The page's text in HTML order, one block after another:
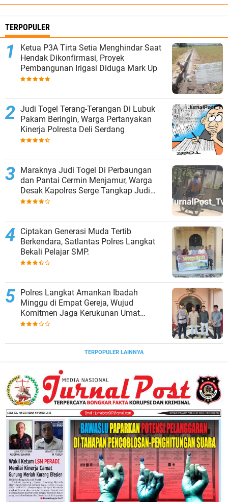
TERPOPULER
Ketua P3A Tirta Setia Menghindar Saat
Hendak Dikonfirmasi, Proyek
Pembangunan Irigasi Diduga Mark Up
Judi Togel Terang-Terangan Di Lubuk
Pakam Beringin, Warga Pertanyakan
Kinerja Polresta Deli Serdang
Maraknya Judi Togel Di Perbaungan
dan Pantai Cermin Menjamur, Warga
Desak Kapolres Serge Tangkap Judi
Togel
Ciptakan Generasi Muda Tertib
Berkendara, Satlantas Polres Langkat
Bekali Pelajar SMP.
Polres Langkat Amankan Ibadah
Minggu di Empat Gereja, Wujud
Komitmen Jaga Kerukunan Umat
Beragama.
TERPOPULER LAINNYA